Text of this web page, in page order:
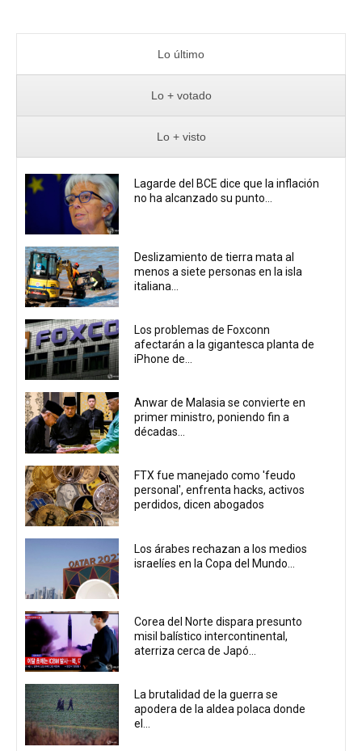
Lo último
Lo + votado
Lo + visto
Lagarde del BCE dice que la inflación
no ha alcanzado su punto...
Deslizamiento de tierra mata al
menos a siete personas en la isla
italiana...
Los problemas de Foxconn
afectarán a la gigantesca planta de
iPhone de...
Anwar de Malasia se convierte en
primer ministro, poniendo fin a
décadas...
FTX fue manejado como 'feudo
personal', enfrenta hacks, activos
perdidos, dicen abogados
Los árabes rechazan a los medios
israelíes en la Copa del Mundo...
Corea del Norte dispara presunto
misil balístico intercontinental,
aterriza cerca de Japó...
La brutalidad de la guerra se
apodera de la aldea polaca donde
el...